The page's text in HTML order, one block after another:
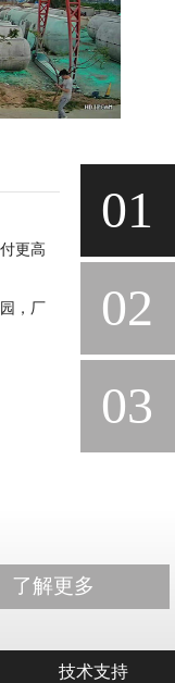
更高
，厂
01
02
03
了解更多
技术支持